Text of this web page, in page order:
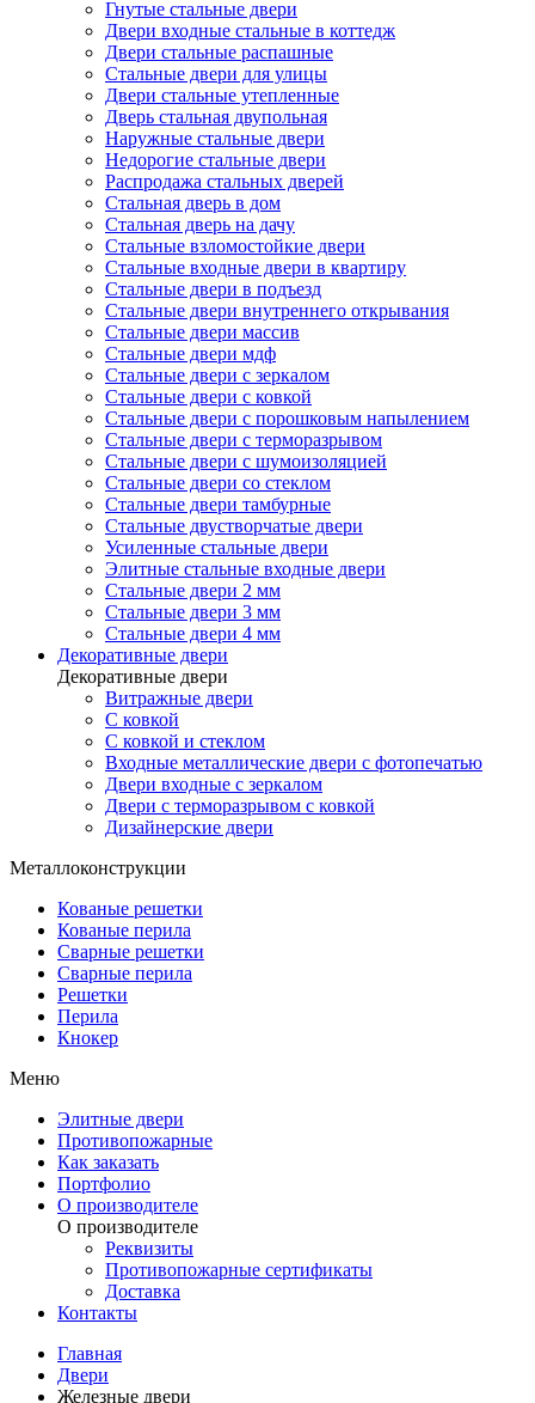
Гнутые стальные двери
Двери входные стальные в коттедж
Двери стальные распашные
Стальные двери для улицы
Двери стальные утепленные
Дверь стальная двупольная
Наружные стальные двери
Недорогие стальные двери
Распродажа стальных дверей
Стальная дверь в дом
Стальная дверь на дачу
Стальные взломостойкие двери
Стальные входные двери в квартиру
Стальные двери в подъезд
Стальные двери внутреннего открывания
Стальные двери массив
Стальные двери мдф
Стальные двери с зеркалом
Стальные двери с ковкой
Стальные двери с порошковым напылением
Стальные двери с терморазрывом
Стальные двери с шумоизоляцией
Стальные двери со стеклом
Стальные двери тамбурные
Стальные двустворчатые двери
Усиленные стальные двери
Элитные стальные входные двери
Стальные двери 2 мм
Стальные двери 3 мм
Стальные двери 4 мм
Декоративные двери
Декоративные двери
Витражные двери
С ковкой
С ковкой и стеклом
Входные металлические двери с фотопечатью
Двери входные с зеркалом
Двери с терморазрывом с ковкой
Дизайнерские двери
Металлоконструкции
Кованые решетки
Кованые перила
Сварные решетки
Сварные перила
Решетки
Перила
Кнокер
Меню
Элитные двери
Противопожарные
Как заказать
Портфолио
О производителе
О производителе
Реквизиты
Противопожарные сертификаты
Доставка
Контакты
Главная
Двери
Железные двери